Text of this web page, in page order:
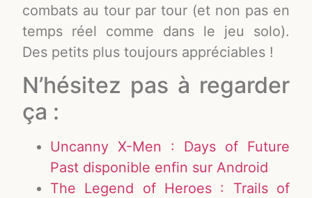
combats au tour par tour (et non pas en
temps réel comme dans le jeu solo).
Des petits plus toujours appréciables !
N’hésitez pas à regarder
ça :
Uncanny X-Men : Days of Future
Past disponible enfin sur Android
The Legend of Heroes : Trails of